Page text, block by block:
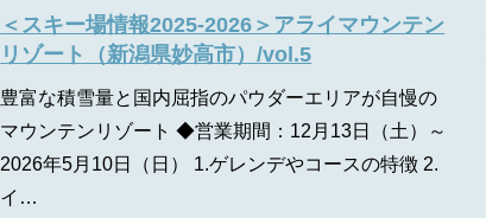
＜スキー場情報2025-2026＞アライマウンテン
リゾート（新潟県妙高市）/vol.5
豊富な積雪量と国内屈指のパウダーエリアが自慢の
マウンテンリゾート ◆営業期間：12月13日（土）～
2026年5月10日（日） 1.ゲレンデやコースの特徴 2.
イ…